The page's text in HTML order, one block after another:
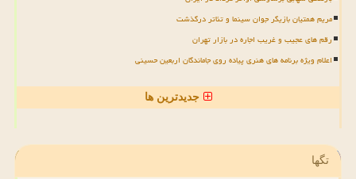
مریم همتیان بازیگر جوان سینما و تئاتر درگذشت
رقم های عجیب و غریب اجاره در بازار تهران
اعلام ویژه برنامه های هنری پیاده روی جاماندگان اربعین حسینی
جدیدترین ها
تگها